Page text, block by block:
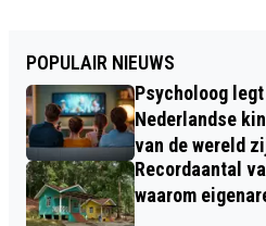
POPULAIR NIEUWS
Psycholoog
Nederlandse
van de wereld
Recordaantal
waarom